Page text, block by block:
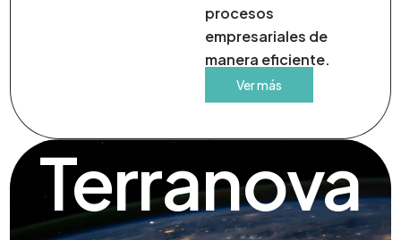
procesos
empresariales de
manera eficiente.
Ver más
Terranova